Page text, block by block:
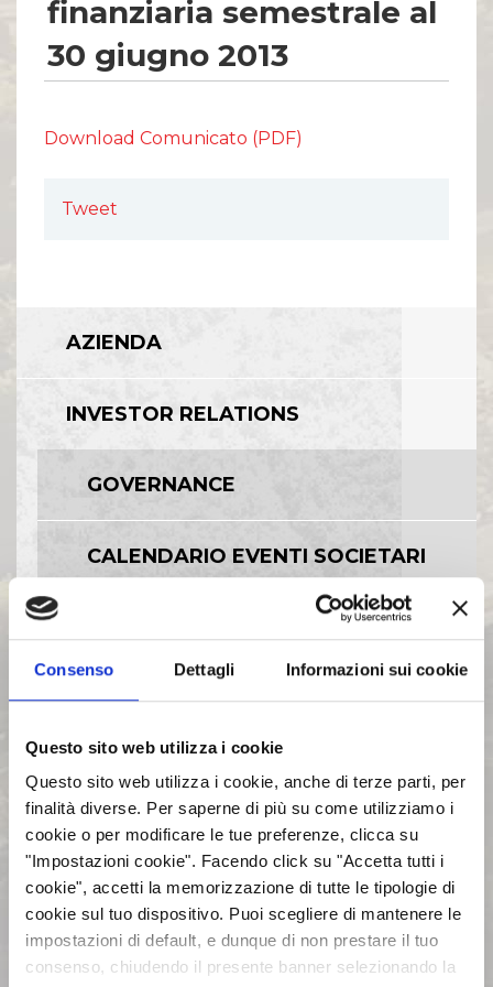
Consenso Dettagli Informazioni sui cookie
Questo sito web utilizza i cookie
Questo sito web utilizza i cookie, anche di terze parti, per
finalità diverse. Per saperne di più su come utilizziamo i
cookie o per modificare le tue preferenze, clicca su
"Impostazioni cookie". Facendo click su "Accetta tutti i
cookie", accetti la memorizzazione di tutte le tipologie di
cookie sul tuo dispositivo. Puoi scegliere di mantenere le
impostazioni di default, e dunque di non prestare il tuo
consenso, chiudendo il presente banner selezionando la
Organi Sociali
ETHICS OFFICE
finanziaria semestrale al
30 giugno 2013
Download Comunicato (PDF)
Tweet
AZIENDA
INVESTOR RELATIONS
GOVERNANCE
CALENDARIO EVENTI SOCIETARI
EVENTI E DOCUMENTAZIONE
INTERMEDIE
ASSEMBLEE
COMUNICATI STAMPA
ARCHIVIO 2017